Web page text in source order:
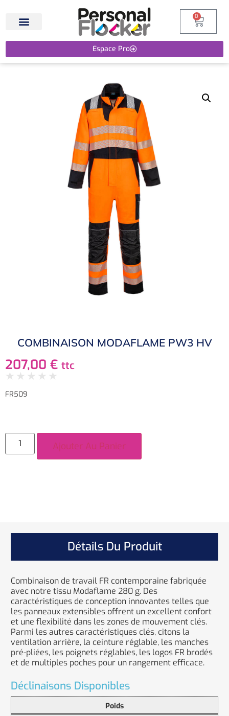
Espace Pro
0
COMBINAISON MODAFLAME PW3 HV
207,00 € ttc
★ ★ ★ ★ ★
FR509
Ajouter Au Panier
Détails Du Produit
Combinaison de travail FR contemporaine fabriquée
avec notre tissu Modaflame 280 g. Des
caractéristiques de conception innovantes telles que
les panneaux extensibles offrent un excellent confort
et une flexibilité dans les zones de mouvement clés.
Parmi les autres caractéristiques clés, citons la
ventilation arrière, la ceinture réglable, les manches
pré-pliées, les poignets réglables, les logos FR brodés
et de multiples poches pour un rangement efficace.
Déclinaisons Disponibles
Poids